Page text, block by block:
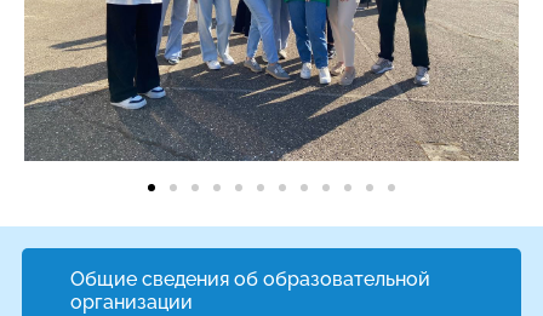
Общие сведения об образовательной
организации